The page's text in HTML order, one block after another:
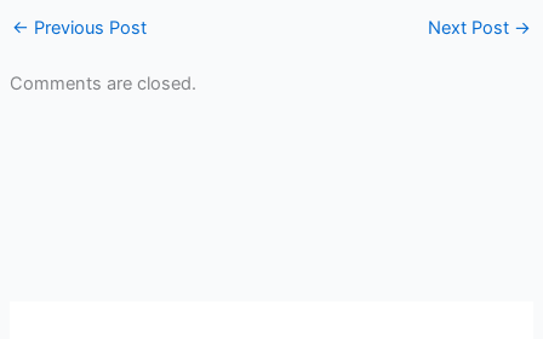
← Previous Post Next Post →
Comments are closed.